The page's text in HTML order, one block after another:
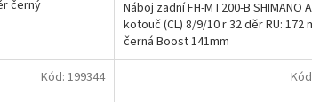
černý
Náboj zadní FH-MT200-B SHIMANO
kotouč (CL) 8/9/10 r 32 děr RU: 172
černá Boost 141mm
Kód: 199344